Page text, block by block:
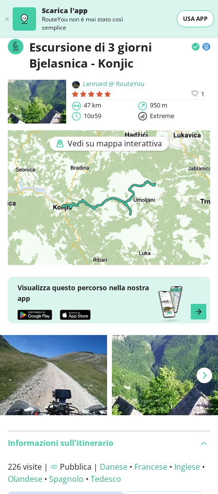
Scarica l'app
RouteYou non è mai stato così
semplice
USA APP
Escursione di 3 giorni
Bjelasnica - Konjic
Lennard @ RouteYou
1
47 km
950 m
10o59
Extreme
Vedi su mappa interattiva
Visualizza questo percorso nella nostra
app
Informazioni sull'itinerario
226 visite | Pubblica | Danese • Francese • Inglese •
Olandese • Spagnolo • Tedesco